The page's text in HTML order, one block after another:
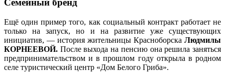
Семейный бренд
Ещё один пример того, как социальный контракт работает не
только на запуск, но и на развитие уже существующих
инициатив, — история жительницы Красноборска Людмилы
КОРНЕЕВОЙ. После выхода на пенсию она решила заняться
предпринимательством и в прошлом году открыла в родном
селе туристический центр «Дом Белого Гриба».